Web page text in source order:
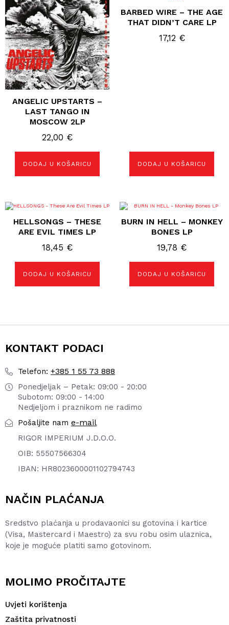
ANGELIC UPSTARTS –
LAST TANGO IN
MOSCOW 2LP
22,00 €
DODAJ U KOŠARICU
BARBED WIRE – THE AGE
THAT DIDN’T CARE LP
17,12 €
DODAJ U KOŠARICU
HELLSONGS – THESE
ARE EVIL TIMES LP
18,45 €
DODAJ U KOŠARICU
BURN IN HELL – MONKEY
BONES LP
19,78 €
DODAJ U KOŠARICU
KONTAKT PODACI
Telefon: +385 1 55 73 888
Ponedjeljak – Petak: 09:00 - 20:00
Subotom: 09:00 - 14:00
Nedjeljom i praznikom ne radimo
Pošaljite nam e-mail
RIGOR IMPERIUM J.D.O.O.
OIB: 55507566304
IBAN: HR8023600001102794743
NAČIN PLAĆANJA
Sredstvo plaćanja u prodavaonici su gotovina i kartice
(Visa, Mastercard i Maestro) za svu robu osim ulaznica,
koje je moguće platiti samo gotovinom.
MOLIMO PROČITAJTE
Uvjeti korištenja
Zaštita privatnosti